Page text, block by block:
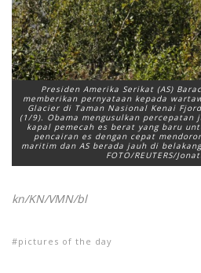
Presiden Amerika Serikat (AS)
memberikan pernyataan kepada
Glacier di Taman Nasional Kenai
(1/9). Obama mengusulkan
kapal pemecah es berat yang baru
pencairan es dengan cepat
maritim dan AS berada jauh di
FOTO/REUTERS/
kn/KN/VMN/bl
pictures of the day